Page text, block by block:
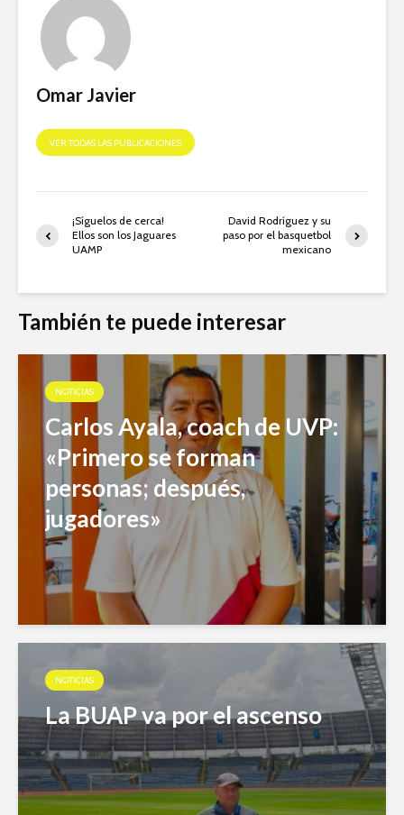
Omar Javier
VER TODAS LAS PUBLICACIONES
¡Síguelos de cerca!
Ellos son los Jaguares
UAMP
David Rodríguez y su
paso por el basquetbol
mexicano
También te puede interesar
NOTICIAS
Carlos Ayala, coach de UVP:
«Primero se forman
personas; después,
jugadores»
NOTICIAS
La BUAP va por el ascenso